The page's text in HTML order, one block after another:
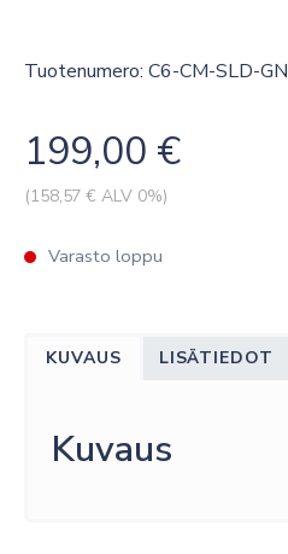
Tuotenumero: C6-CM-SLD-GN
199,00 €
(158,57 € ALV 0%)
Varasto loppu
KUVAUS LISÄTIEDOT
Kuvaus